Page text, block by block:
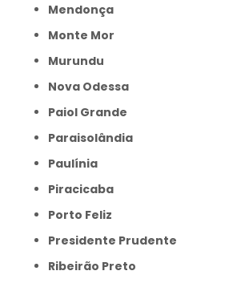
Mendonça
Monte Mor
Murundu
Nova Odessa
Paiol Grande
Paraisolândia
Paulínia
Piracicaba
Porto Feliz
Presidente Prudente
Ribeirão Preto